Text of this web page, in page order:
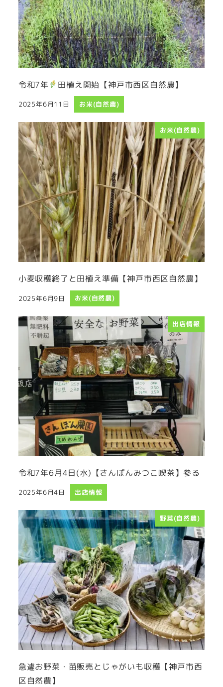
令和7年 田植え開始【神戸市西区自然農】
投稿日
2025年6月11日 お米(自然農)
お米(自然農)
小麦収穫終了と田植え準備【神戸市西区自然農】
投稿日
2025年6月9日 お米(自然農)
出店情報
令和7年6月4日(水)【さんぽんみつこ喫茶】参る
投稿日
2025年6月4日 出店情報
野菜(自然農)
急遽お野菜・苗販売とじゃがいも収穫【神戸市西
区自然農】